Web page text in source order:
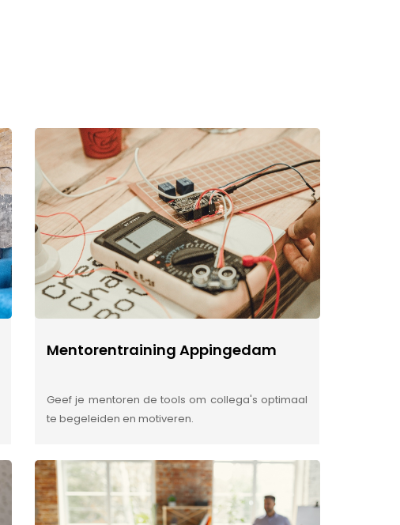
Mentorentraining Appingedam
Geef je mentoren de tools om collega's optimaal
te begeleiden en motiveren.